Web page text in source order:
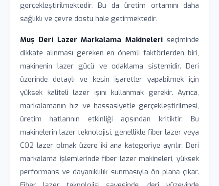
gerçekleştirilmektedir. Bu da üretim ortamını daha
sağlıklı ve çevre dostu hale getirmektedir.
Muș Deri Lazer Markalama Makineleri seçiminde
dikkate alınması gereken en önemli faktörlerden biri,
makinenin lazer gücü ve odaklama sistemidir. Deri
üzerinde detaylı ve kesin işaretler yapabilmek için
yüksek kaliteli lazer ışını kullanmak gerekir. Ayrıca,
markalamanın hız ve hassasiyetle gerçekleştirilmesi,
üretim hatlarının etkinliği açısından kritiktir. Bu
makinelerin lazer teknolojisi, genellikle fiber lazer veya
CO2 lazer olmak üzere iki ana kategoriye ayrılır. Deri
markalama işlemlerinde fiber lazer makineleri, yüksek
performans ve dayanıklılık sunmasıyla ön plana çıkar.